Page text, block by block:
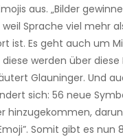
aus. „Bilder
Sprache viel mehr
ist. Es geht auch um
werden über diese
Glauninger. Und
sich: 56 neue
hinzugekommen,
Somit gibt es nun